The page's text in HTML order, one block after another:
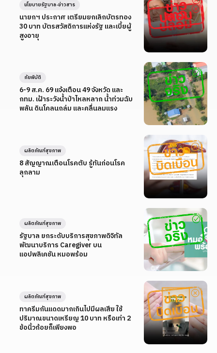
นายกฯ ประกาศ เตรียมยกเลิกบัตรทอง
30 บาท บัตรสวัสดิการแห่งรัฐ และเบี้ยผู้
สูงอายุ
นโยบายรัฐบาล-ข่าวสาร
6-9 ส.ค. 69 แจ้งเตือน 49 จังหวัด และ
กทม. เฝ้าระวังน้ำป่าไหลหลาก น้ำท่วมฉับ
พลัน ดินโคลนถล่ม และคลื่นลมแรง
ภัยพิบัติ
8 สัญญาณเตือนโรคตับ รู้ทันก่อนโรค
ลุกลาม
ผลิตภัณฑ์สุขภาพ
รัฐบาล ยกระดับบริการสุขภาพดิจิทัล
พัฒนาบริการ Caregiver บน
แอปพลิเคชัน หมอพร้อม
ผลิตภัณฑ์สุขภาพ
ทาครีมกันแดดมากเกินไปมีผลเสีย ใช้
ปริมาณขนาดเหรียญ 10 บาท หรือเท่า 2
ข้อนิ้วก้อยก็เพียงพอ
ผลิตภัณฑ์สุขภาพ